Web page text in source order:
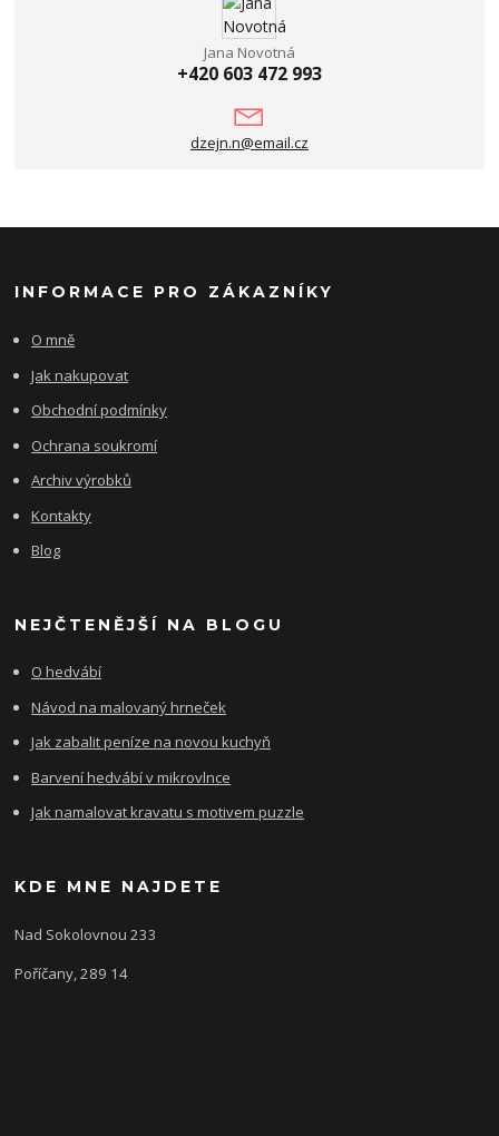
Jana Novotná
+420 603 472 993
dzejn.n@email.cz
INFORMACE PRO ZÁKAZNÍKY
O mně
Jak nakupovat
Obchodní podmínky
Ochrana soukromí
Archiv výrobků
Kontakty
Blog
NEJČTENĚJŠÍ NA BLOGU
O hedvábí
Návod na malovaný hrneček
Jak zabalit peníze na novou kuchyň
Barvení hedvábí v mikrovlnce
Jak namalovat kravatu s motivem puzzle
KDE MNE NAJDETE
Nad Sokolovnou 233
Poříčany, 289 14